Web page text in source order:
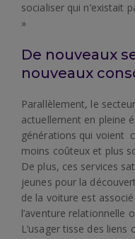
socialiser qui n’existait
»
De nouveaux
nouveaux
Parallèlement, le
actuellement en pleine
générations qui voient
moins coûteux et plus
De plus, ces services
jeunes pour la
de la voiture est
l’aventure relationnelle
L’usager tisse des